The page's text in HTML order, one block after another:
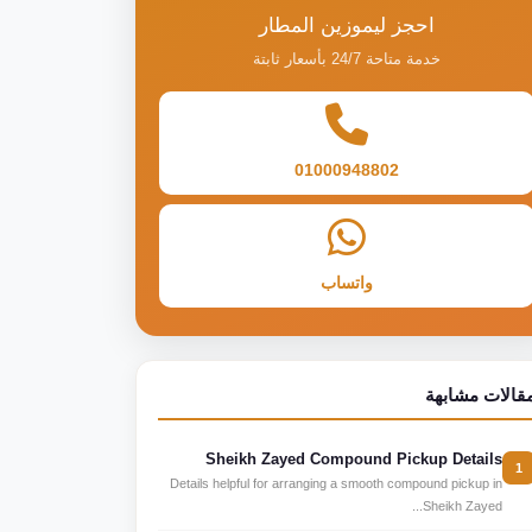
احجز ليموزين المطار
خدمة متاحة 24/7 بأسعار ثابتة
01000948802
واتساب
مشابهة
1
Sheikh Zayed Compound Pickup Details
Details helpful for arranging a smooth compound pickup in
Sheikh Zayed...